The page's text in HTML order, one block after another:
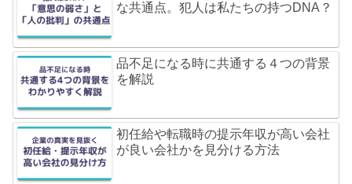
な共通点。犯人は私たちの持つDNA？
品不足になる時に共通する４つの背景
を解説
初任給や転職時の提示年収が高い会社
が良い会社かを見分ける方法